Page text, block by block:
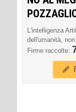
L'intelligenza
dell'umanità,
Firme raccolte: